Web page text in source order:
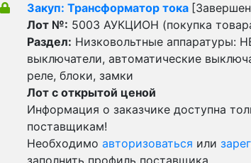
Закуп: Трансформатор тока
Лот №: 5003 АУКЦИОН (покупка
Раздел: Низковольтные аппаратуры:
выключатели, автоматические
реле, блоки, замки
Лот с открытой ценой
Информация о заказчике доступна
поставщикам!
Необходимо авторизоваться или
заполнить профиль поставщика.